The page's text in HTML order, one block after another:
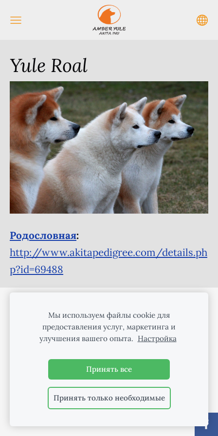
Yule Roal
Pодословная:
http://www.akitapedigree.com/details.ph
p?id=69488
Мы используем файлы cookie для
предоставления услуг, маркетинга и
улучшения вашего опыта. Настройка
Принять все
Принять только необходимые